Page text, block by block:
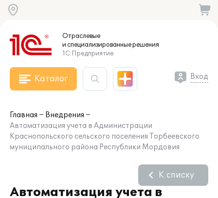
Отраслевые
и специализированныерешения
1С:Предприятие
Каталог Вход
Главная
Внедрения
Автоматизация учета в Администрации
Краснопольского сельского поселения Торбеевского
муниципального района Республики Мордовия
Автоматизация учета в
К списку